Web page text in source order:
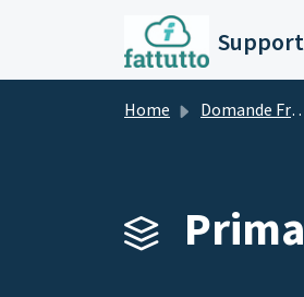
Salta al contenuto
Home Domande Frequenti (FAQ)